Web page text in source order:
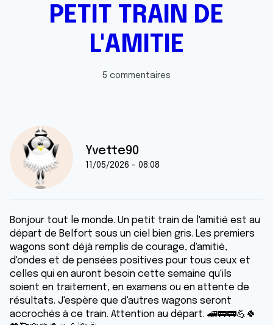
PETIT TRAIN DE
L'AMITIE
5 commentaires
Yvette90
11/05/2026 - 08:08
Bonjour tout le monde. Un petit train de l'amitié est au
départ de Belfort sous un ciel bien gris. Les premiers
wagons sont déjà remplis de courage, d'amitié,
d'ondes et de pensées positives pour tous ceux et
celles qui en auront besoin cette semaine qu'ils
soient en traitement, en examens ou en attente de
résultats. J'espère que d'autres wagons seront
accrochés à ce train. Attention au départ. 🚄🚃🚃💪🍀